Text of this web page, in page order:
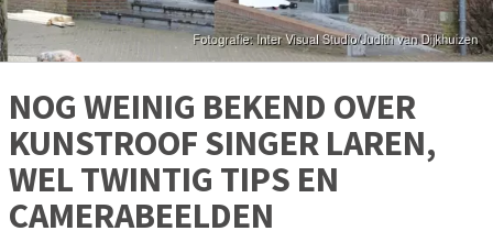
NOG WEINIG BEKEND OVER
KUNSTROOF SINGER LAREN,
WEL TWINTIG TIPS EN
CAMERABEELDEN